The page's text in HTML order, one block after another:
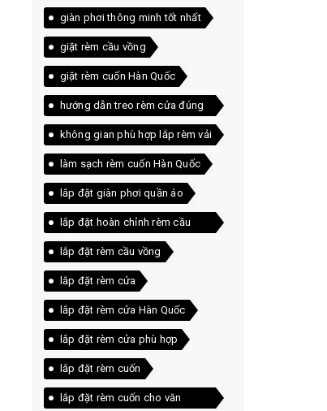
khiển từ xa
giàn phơi thông minh tốt nhất
giặt rèm cầu vồng
giặt rèm cuốn Hàn Quốc
hướng dẫn treo rèm cửa đúng
cách
không gian phù hợp lắp rèm vải
làm sạch rèm cuốn Hàn Quốc
lắp đặt giàn phơi quần áo
lắp đặt hoàn chỉnh rèm cầu
vồng
lắp đặt rèm cầu vồng
lắp đặt rèm cửa
lắp đặt rèm cửa Hàn Quốc
lắp đặt rèm cửa phù hợp
lắp đặt rèm cuốn
lắp đặt rèm cuốn cho văn